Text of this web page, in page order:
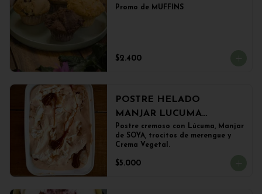
Promo de MUFFINS
$2.400
POSTRE HELADO
MANJAR LUCUMA
(500grs)
Postre cremoso con Lúcuma, Manjar
de SOYA, trocitos de merengue y
Crema Vegetal.
$5.000